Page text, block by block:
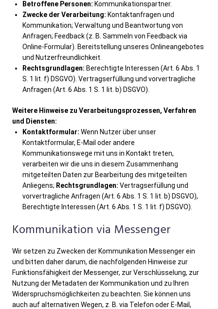
Betroffene Personen: Kommunikationspartner.
Zwecke der Verarbeitung: Kontaktanfragen und
Kommunikation; Verwaltung und Beantwortung von
Anfragen; Feedback (z. B. Sammeln von Feedback via
Online-Formular). Bereitstellung unseres Onlineangebotes
und Nutzerfreundlichkeit.
Rechtsgrundlagen: Berechtigte Interessen (Art. 6 Abs. 1
S. 1 lit. f) DSGVO). Vertragserfüllung und vorvertragliche
Anfragen (Art. 6 Abs. 1 S. 1 lit. b) DSGVO).
Weitere Hinweise zu Verarbeitungsprozessen, Verfahren
und Diensten:
Kontaktformular: Wenn Nutzer über unser
Kontaktformular, E-Mail oder andere
Kommunikationswege mit uns in Kontakt treten,
verarbeiten wir die uns in diesem Zusammenhang
mitgeteilten Daten zur Bearbeitung des mitgeteilten
Anliegens; Rechtsgrundlagen: Vertragserfüllung und
vorvertragliche Anfragen (Art. 6 Abs. 1 S. 1 lit. b) DSGVO),
Berechtigte Interessen (Art. 6 Abs. 1 S. 1 lit. f) DSGVO).
Kommunikation via Messenger
Wir setzen zu Zwecken der Kommunikation Messenger ein
und bitten daher darum, die nachfolgenden Hinweise zur
Funktionsfähigkeit der Messenger, zur Verschlüsselung, zur
Nutzung der Metadaten der Kommunikation und zu Ihren
Widerspruchsmöglichkeiten zu beachten. Sie können uns
auch auf alternativen Wegen, z. B. via Telefon oder E-Mail,